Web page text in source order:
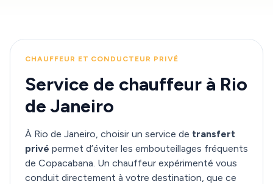
CHAUFFEUR ET CONDUCTEUR PRIVÉ
Service de chauffeur à Rio
de Janeiro
À Rio de Janeiro, choisir un service de transfert
privé permet d’éviter les embouteillages fréquents
de Copacabana. Un chauffeur expérimenté vous
conduit directement à votre destination, que ce